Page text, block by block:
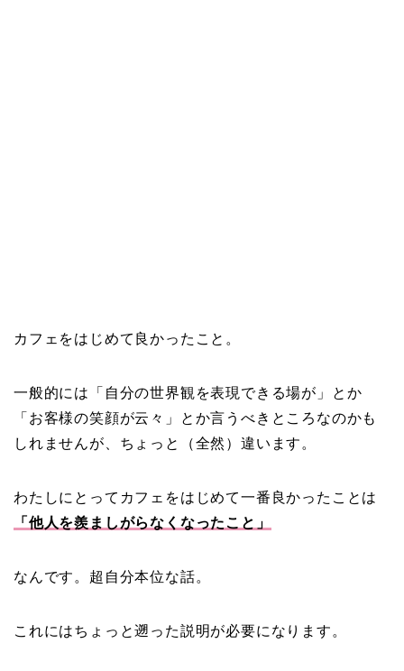
カフェをはじめて良かったこと。
一般的には「自分の世界観を表現できる場が」とか
「お客様の笑顔が云々」とか言うべきところなのかも
しれませんが、ちょっと（全然）違います。
わたしにとってカフェをはじめて一番良かったことは
「他人を羨ましがらなくなったこと」
なんです。超自分本位な話。
これにはちょっと遡った説明が必要になります。